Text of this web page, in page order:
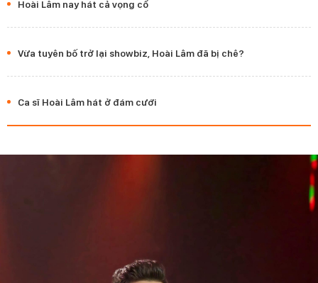
Hoài Lâm nay hát cả vọng cổ
Vừa tuyên bố trở lại showbiz, Hoài Lâm đã bị chê?
Ca sĩ Hoài Lâm hát ở đám cưới